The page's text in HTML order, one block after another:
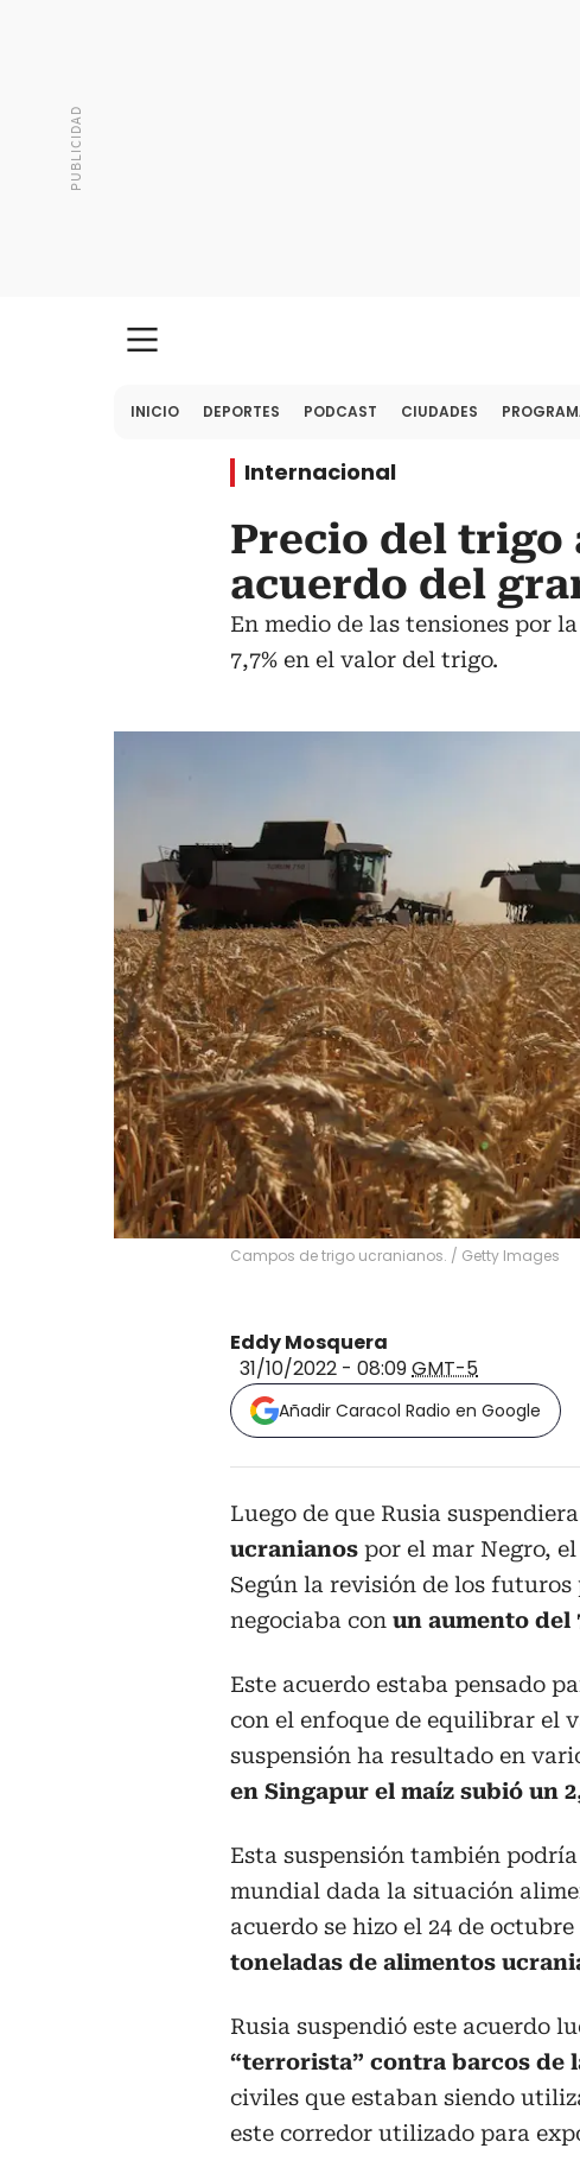
INICIO DEPORTES PODCAST CIUDADES
Internacional
Precio del trigo
acuerdo del
En medio de las tensiones por
7,7% en el valor del trigo.
Campos de trigo ucranianos. / Getty Images
Eddy Mosquera
31/10/2022 - 08:09GMT-5
Añadir Caracol Radio en Google
Luego de que Rusia
ucranianos por el mar Negro,
Según la revisión de los
negociaba con un aumento del
Este acuerdo estaba pensado
con el enfoque de equilibrar el
suspensión ha resultado en
en Singapur el maíz subió un
Esta suspensión también
mundial dada la situación
acuerdo se hizo el 24 de octubre
toneladas de alimentos
Rusia suspendió este acuerdo
“terrorista” contra barcos de
civiles que estaban siendo
este corredor utilizado para